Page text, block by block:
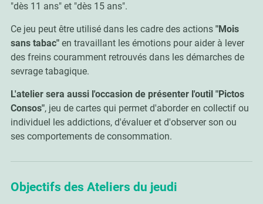
"dès 11 ans" et "dès 15 ans".
Ce jeu peut être utilisé dans les cadre des actions "Mois
sans tabac"en travaillant les émotions pour aider à lever
des freins couramment retrouvés dans les démarches de
sevrage tabagique.
L'atelier sera aussi l'occasion de présenter l'outil "Pictos
Consos", jeu de cartes qui permet d'aborder en collectif ou
individuel les addictions, d'évaluer et d'observer son ou
ses comportements de consommation.
Objectifs des Ateliers du jeudi